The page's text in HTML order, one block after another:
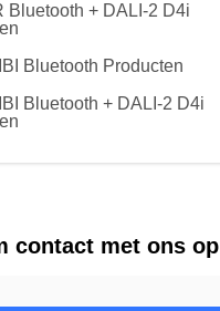
Bluetooth + DALI-2 D4i
Bluetooth Producten
Bluetooth + DALI-2 D4i
contact met ons op